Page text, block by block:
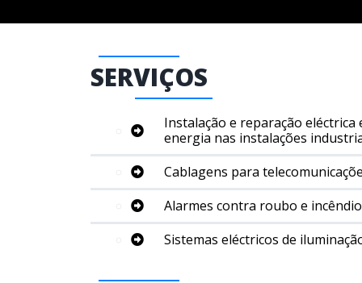
SERVIÇOS
Instalação e reparação
energia nas instalações
Cablagens para
Alarmes contra roubo e incêndio
Sistemas eléctricos de